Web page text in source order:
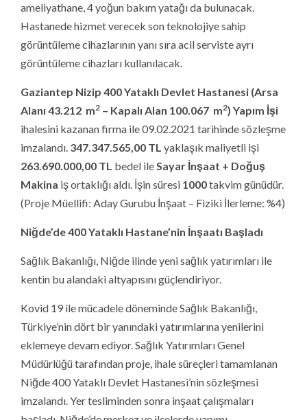
Sağlık Bakanlığı, Niğde ilinde yeni sağlık yatırımları ile
kentin bu alandaki altyapısını güçlendiriyor.
Kovid 19 ile mücadele döneminde Sağlık Bakanlığı,
Türkiye’nin dört bir yanındaki yatırımlarına yenilerini
eklemeye devam ediyor. Sağlık Yatırımları Genel
Müdürlüğü tarafından proje, ihale süreçleri tamamlanan
Niğde 400 Yataklı Devlet Hastanesi’nin sözleşmesi
imzalandı. Yer tesliminden sonra inşaat çalışmaları
başladı. Niğde’de merkez ve ilçelerde yapımı
tamamlanan yatırımlara ek olarak hayata geçecek yeni
yatırım ile birlikte kent sağlık hizmet sunumunda
uluslararası standartlarda ameliyathaneleri,
laboratuvarları, uzman sağlık personeli ile Niğde
Türkiye’de sağlık sisteminin gücüne güç katacak.
12 katlı ana hastane bir bloktan oluşacak. Nitelikli hasta